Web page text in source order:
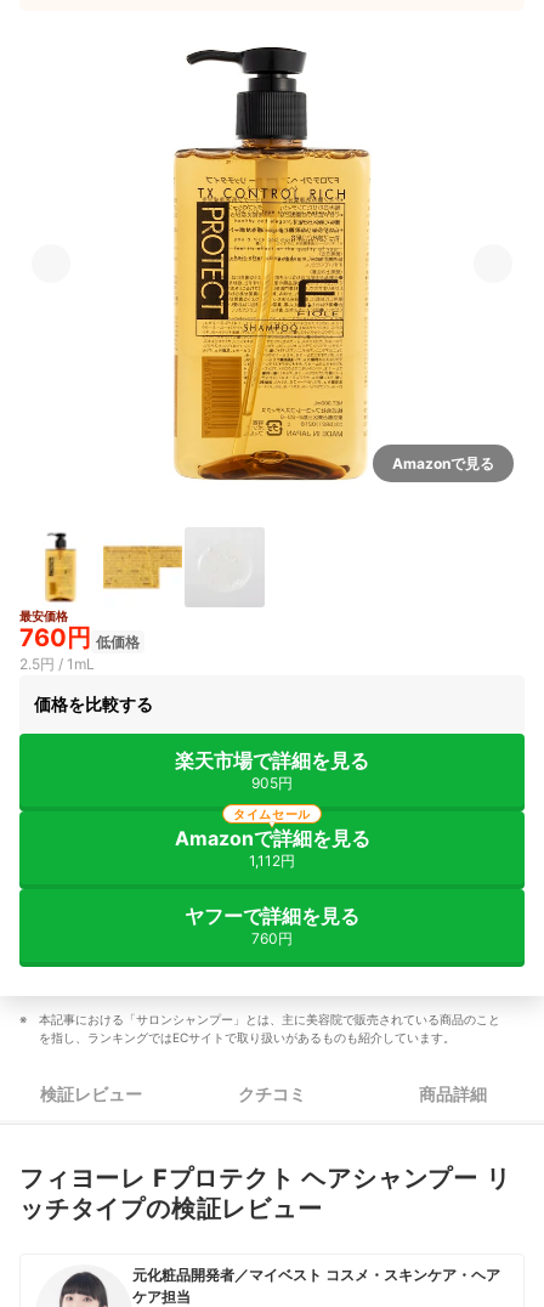
Amazonで見る
最安価格
760円 低価格
2.5円 / 1mL
価格を比較する
楽天市場で詳細を見る
905円
Amazonで詳細を見る
1,112円
タイムセール
ヤフーで詳細を見る
760円
本記事における「サロンシャンプー」とは、主に美容院で販売されている商品のこと
を指し、ランキングではECサイトで取り扱いがあるものも紹介しています。
検証レビュー クチコミ 商品詳細
フィヨーレ Fプロテクト ヘアシャンプー リ
ッチタイプの検証レビュー
元化粧品開発者／マイベスト コスメ・スキンケア・ヘア
ケア担当